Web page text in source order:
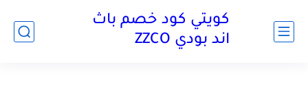
كويتي كود خصم باث
اند بودي ZZCO